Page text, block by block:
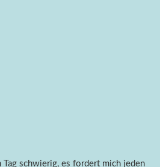
schwierig, es fordert mich jeden